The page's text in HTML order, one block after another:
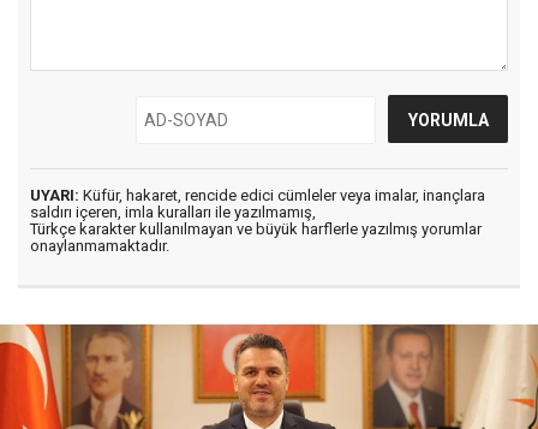
UYARI: Küfür, hakaret, rencide edici cümleler veya imalar, inançlara
saldırı içeren, imla kuralları ile yazılmamış,
Türkçe karakter kullanılmayan ve büyük harflerle yazılmış yorumlar
onaylanmamaktadır.